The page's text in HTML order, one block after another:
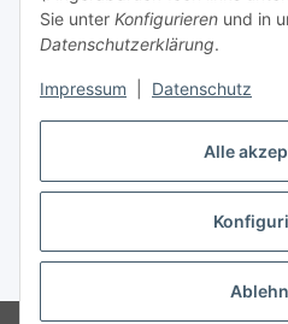
Alle
Sie unter Konfigurieren und in
Datenschutzerklärung.
Impressum Datenschutz
Anita Schlifke
07639 Bad Klosterlausnitz
Telefon:03660191509
Vertrag
* Alle Preise inkl. gesetzlicher USt., zzgl.